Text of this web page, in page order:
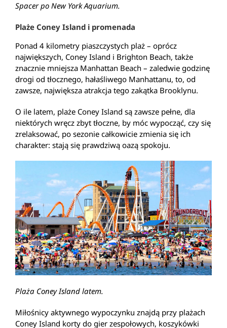
Spacer po New York Aquarium.
Plaże Coney Island i promenada
Ponad 4 kilometry piaszczystych plaż – oprócz
największych, Coney Island i Brighton Beach, także
znacznie mniejsza Manhattan Beach – zaledwie godzinę
drogi od tłocznego, hałaśliwego Manhattanu, to, od
zawsze, największa atrakcja tego zakątka Brooklynu.
O ile latem, plaże Coney Island są zawsze pełne, dla
niektórych wręcz zbyt tłoczne, by móc wypocząć, czy się
zrelaksować, po sezonie całkowicie zmienia się ich
charakter: stają się prawdziwą oazą spokoju.
Plaża Coney Island latem.
Miłośnicy aktywnego wypoczynku znajdą przy plażach
Coney Island korty do gier zespołowych, koszykówki